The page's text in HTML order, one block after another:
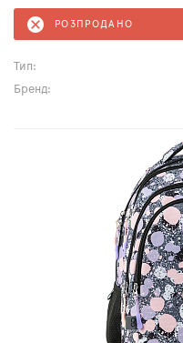
РОЗПРОДАНО
Тип:
Бренд: